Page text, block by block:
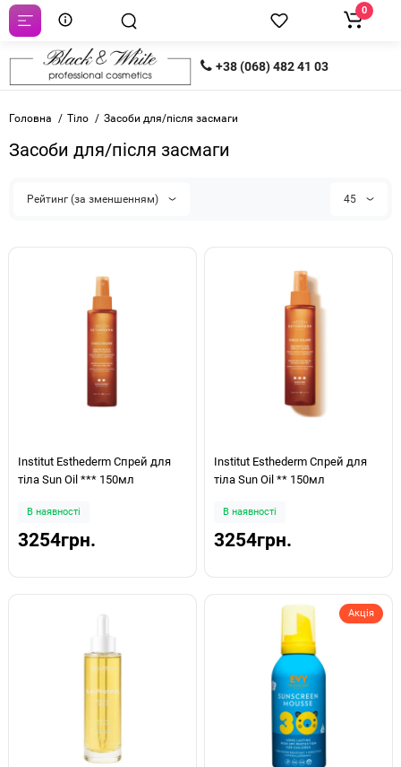
+38 (068) 482 41 03
0
Головна Тіло Засоби для/після засмаги
Засоби для/після засмаги
Рейтинг (за зменшенням) 45
Institut Esthederm Спрей для
тіла Sun Oil *** 150мл
В наявності
3254грн.
Institut Esthederm Спрей для
тіла Sun Oil ** 150мл
В наявності
3254грн.
Акція